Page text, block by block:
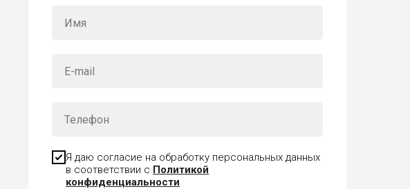
Я даю согласие на обработку персональных данных
в соответствии с Политикой
конфиденциальности